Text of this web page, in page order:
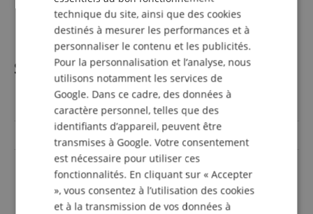
1 x télécommande IR
1 x câble d'alimentation
Spécifications
Réf produit 00121445
Power RMS (Watts) 380
3.5mm Stereo-Klinke, 6.3mm
Klinke, Cinch / RCA,
Klemmanschlüsse für
Lautsprecher
SPANISH
technique du site, ainsi que des cookies
destinés à mesurer les performances et à
personnaliser le contenu et les publicités.
Pour la personnalisation et l’analyse, nous
utilisons notamment les services de
Google. Dans ce cadre, des données à
caractère personnel, telles que des
identifiants d’appareil, peuvent être
transmises à Google. Votre consentement
est nécessaire pour utiliser ces
fonctionnalités. En cliquant sur « Accepter
», vous consentez à l’utilisation des cookies
et à la transmission de vos données à